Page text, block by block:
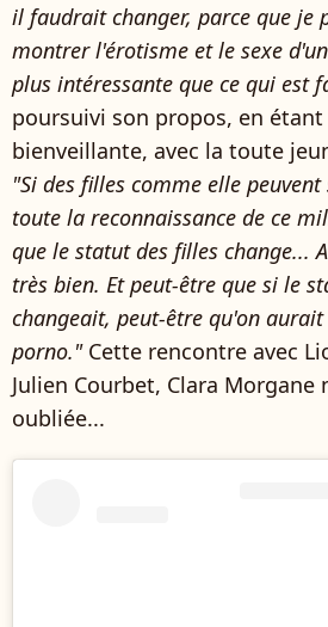
il faudrait changer, parce que je
montrer l'érotisme et le sexe
plus intéressante que ce qui est
poursuivi son propos, en
bienveillante, avec la toute
"Si des filles comme elle
toute la reconnaissance de ce
que le statut des filles change...
très bien. Et peut-être que si le
changeait, peut-être qu'on
porno."Cette rencontre avec
Julien Courbet, Clara Morgane
oubliée...